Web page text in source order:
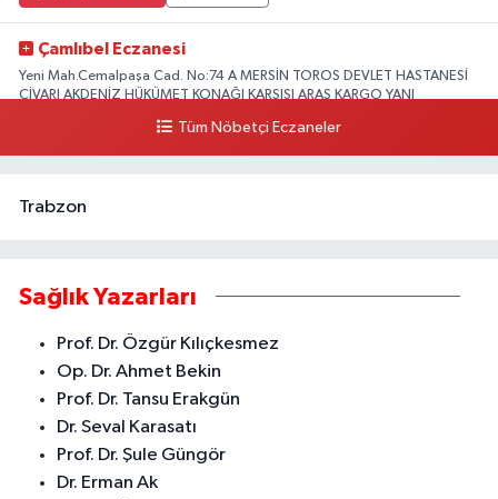
Çamlıbel Eczanesi
Yeni Mah.Cemalpaşa Cad. No:74 A MERSİN TOROS DEVLET HASTANESİ
CİVARI AKDENİZ HÜKÜMET KONAĞI KARŞISI ARAS KARGO YANI
Yol Tarifi Al
Tüm Nöbetçi Eczaneler
Trabzon
Sağlık Yazarları
Prof. Dr. Özgür Kılıçkesmez
Op. Dr. Ahmet Bekin
Prof. Dr. Tansu Erakgün
Dr. Seval Karasatı
Prof. Dr. Şule Güngör
Dr. Erman Ak